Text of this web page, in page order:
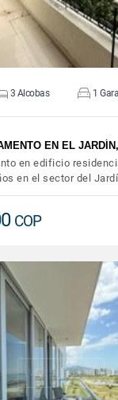
3 Alcobas 1
EN EL
en edificio
en el sector del
COP
VER DETALLES